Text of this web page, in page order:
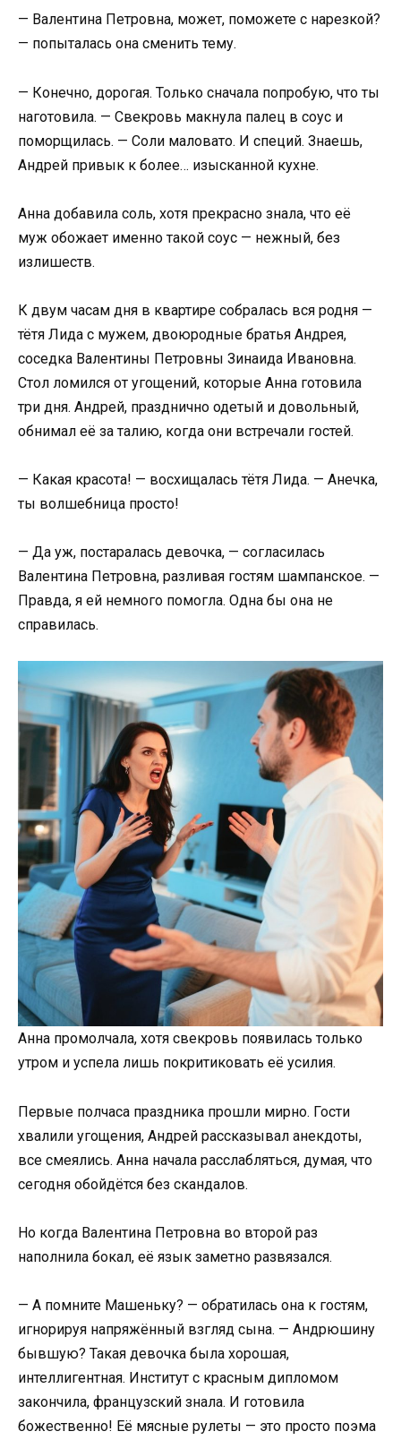
— Валентина Петровна, может, поможете с нарезкой?
— попыталась она сменить тему.
— Конечно, дорогая. Только сначала попробую, что ты
наготовила. — Свекровь макнула палец в соус и
поморщилась. — Соли маловато. И специй. Знаешь,
Андрей привык к более… изысканной кухне.
Анна добавила соль, хотя прекрасно знала, что её
муж обожает именно такой соус — нежный, без
излишеств.
К двум часам дня в квартире собралась вся родня —
тётя Лида с мужем, двоюродные братья Андрея,
соседка Валентины Петровны Зинаида Ивановна.
Стол ломился от угощений, которые Анна готовила
три дня. Андрей, празднично одетый и довольный,
обнимал её за талию, когда они встречали гостей.
— Какая красота! — восхищалась тётя Лида. — Анечка,
ты волшебница просто!
— Да уж, постаралась девочка, — согласилась
Валентина Петровна, разливая гостям шампанское. —
Правда, я ей немного помогла. Одна бы она не
справилась.
Анна промолчала, хотя свекровь появилась только
утром и успела лишь покритиковать её усилия.
Первые полчаса праздника прошли мирно. Гости
хвалили угощения, Андрей рассказывал анекдоты,
все смеялись. Анна начала расслабляться, думая, что
сегодня обойдётся без скандалов.
Но когда Валентина Петровна во второй раз
наполнила бокал, её язык заметно развязался.
— А помните Машеньку? — обратилась она к гостям,
игнорируя напряжённый взгляд сына. — Андрюшину
бывшую? Такая девочка была хорошая,
интеллигентная. Институт с красным дипломом
закончила, французский знала. И готовила
божественно! Её мясные рулеты — это просто поэма